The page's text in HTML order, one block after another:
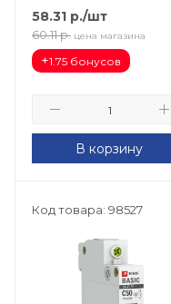
58.31 р./шт
60.11 р. цена магазина
+1.75 бонусов
В корзину
Код товара: 98527